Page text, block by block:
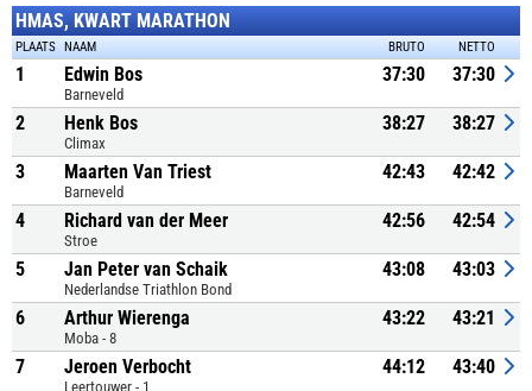
HMAS, KWART MARATHON
PLAATS NAAM BRUTO NETTO
1 Edwin Bos
Barneveld
37:30 37:30
2 Henk Bos
Climax
38:27 38:27
3 Maarten Van Triest
Barneveld
42:43 42:42
4 Richard van der Meer
Stroe
42:56 42:54
5 Jan Peter van Schaik
Nederlandse Triathlon Bond
43:08 43:03
6 Arthur Wierenga
Moba - 8
43:22 43:21
7 Jeroen Verbocht
Leertouwer - 1
44:12 43:40